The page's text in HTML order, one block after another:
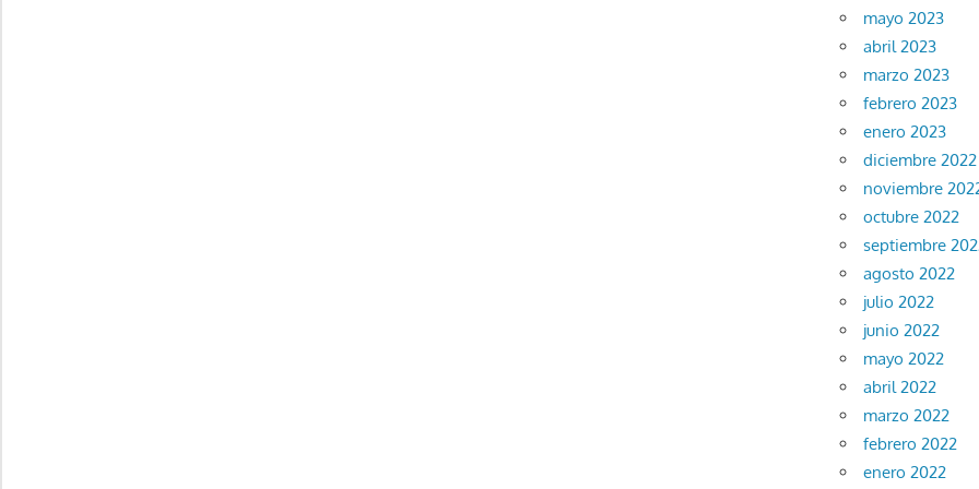
mayo 2023
abril 2023
marzo 2023
febrero 2023
enero 2023
diciembre 2022
noviembre
octubre 2022
septiembre
agosto 2022
julio 2022
junio 2022
mayo 2022
abril 2022
marzo 2022
febrero 2022
enero 2022